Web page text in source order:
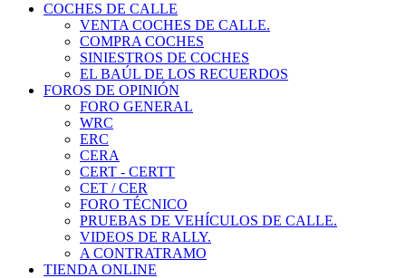
COCHES DE CALLE
VENTA COCHES DE CALLE.
COMPRA COCHES
SINIESTROS DE COCHES
EL BAÚL DE LOS RECUERDOS
FOROS DE OPINIÓN
FORO GENERAL
WRC
ERC
CERA
CERT - CERTT
CET / CER
FORO TÉCNICO
PRUEBAS DE VEHÍCULOS DE CALLE.
VIDEOS DE RALLY.
A CONTRATRAMO
TIENDA ONLINE